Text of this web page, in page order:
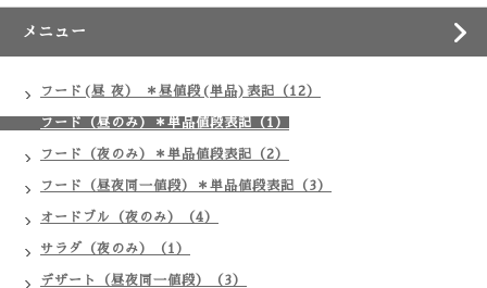
メニュー
フード(昼 夜） ＊昼値段(単品)表記（12）
フード（昼のみ）＊単品値段表記（1）
フード（夜のみ）＊単品値段表記（2）
フード（昼夜同一値段）＊単品値段表記（3）
オードブル（夜のみ）（4）
サラダ（夜のみ）（1）
デザート（昼夜同一値段）（3）